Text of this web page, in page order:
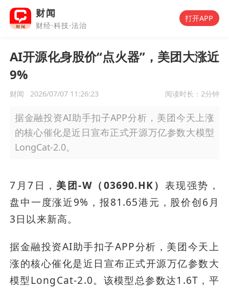
财闻
财经·科技·法治
打开APP
AI开源化身股价“点火器”，美团大涨近
9%
财闻 2026/07/07 11:26:23 阅读时长： 2分钟
据金融投资AI助手扣子APP分析，美团今天上涨
的核心催化是近日宣布正式开源万亿参数大模型
LongCat-2.0。
7月7日， 美团-W（03690.HK） 表现强势，
盘中一度涨近9%，报81.65港元，股价创6月
3日以来新高。
据金融投资AI助手扣子APP分析，美团今天上
涨的核心催化是近日宣布正式开源万亿参数大
模型LongCat-2.0。该模型总参数达1.6T，平